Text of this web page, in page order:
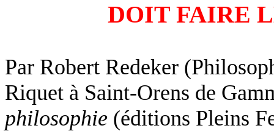
DOIT FAIRE
Par Robert Redeker
Riquet à Saint-Orens de
philosophie (éditions Pleins